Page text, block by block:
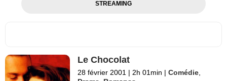
STREAMING
Le Chocolat
28 février 2001 | 2h 01min | Comédie